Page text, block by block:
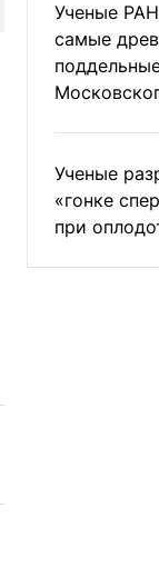
Ученые
самые
Ученые
«гонке
при